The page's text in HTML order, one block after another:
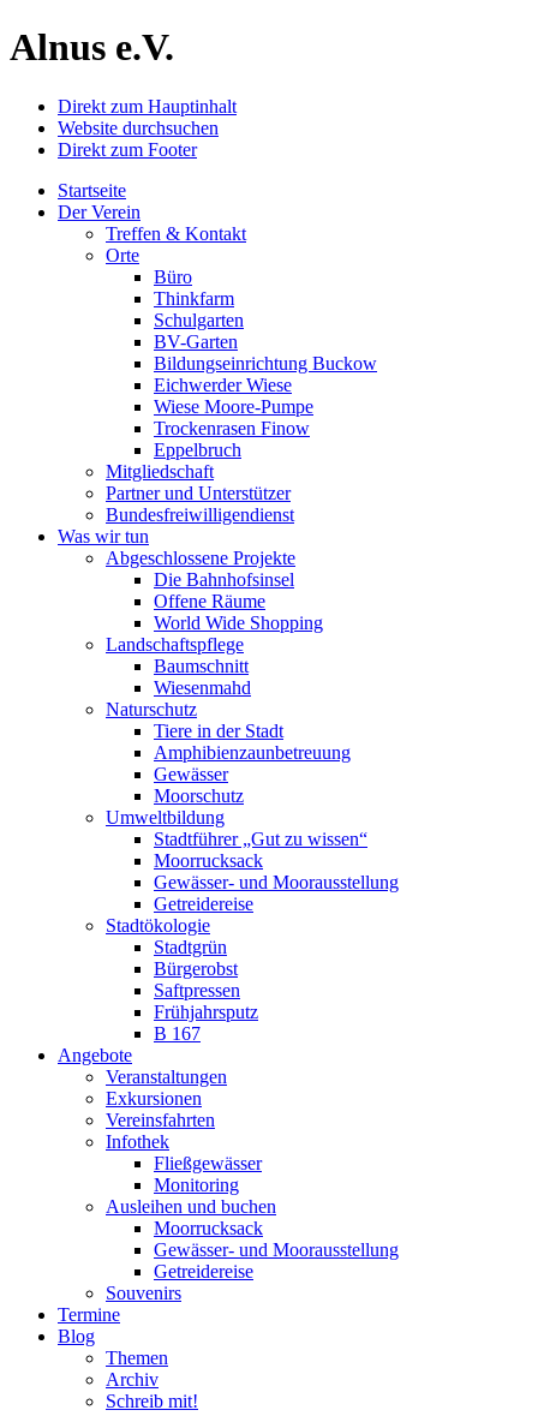
Alnus e.V.
Direkt zum Hauptinhalt
Website durchsuchen
Direkt zum Footer
Startseite
Der Verein
Treffen & Kontakt
Orte
Büro
Thinkfarm
Schulgarten
BV-Garten
Bildungseinrichtung Buckow
Eichwerder Wiese
Wiese Moore-Pumpe
Trockenrasen Finow
Eppelbruch
Mitgliedschaft
Partner und Unterstützer
Bundesfreiwilligen­dienst
Was wir tun
Abgeschlossene Projekte
Die Bahnhofsinsel
Offene Räume
World Wide Shopping
Landschaftspflege
Baumschnitt
Wiesenmahd
Naturschutz
Tiere in der Stadt
Amphibienzaun­betreuung
Gewässer
Moorschutz
Umweltbildung
Stadtführer „Gut zu wissen“
Moorrucksack
Gewässer- und Moorausstellung
Getreidereise
Stadtökologie
Stadtgrün
Bürgerobst
Saftpressen
Frühjahrsputz
B 167
Angebote
Veranstaltungen
Exkursionen
Vereinsfahrten
Infothek
Fließgewässer
Monitoring
Ausleihen und buchen
Moorrucksack
Gewässer- und Moorausstellung
Getreidereise
Souvenirs
Termine
Blog
Themen
Archiv
Schreib mit!